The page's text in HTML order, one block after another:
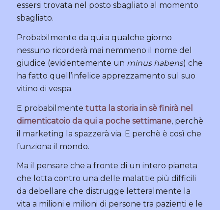
essersi trovata nel posto sbagliato al momento
sbagliato.
Probabilmente da qui a qualche giorno
nessuno ricorderà mai nemmeno il nome del
giudice (evidentemente un minus habens) che
ha fatto quell’infelice apprezzamento sul suo
vitino di vespa.
E probabilmente tutta la storia in sè finirà nel
dimenticatoio da qui a poche settimane, perchè
il marketing la spazzerà via. E perchè è così che
funziona il mondo.
Ma il pensare che a fronte di un intero pianeta
che lotta contro una delle malattie più difficili
da debellare che distrugge letteralmente la
vita a milioni e milioni di persone tra pazienti e le